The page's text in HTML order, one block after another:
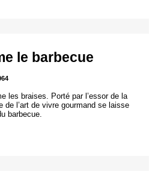
le barbecue
les braises. Porté par l’essor de la
de l’art de vivre gourmand se laisse
barbecue.